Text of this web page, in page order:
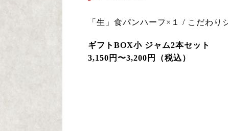
「生」食パンハーフ×１ / こだわり
ギフトBOX小 ジャム2本セット
3,150円〜3,200円（税込）